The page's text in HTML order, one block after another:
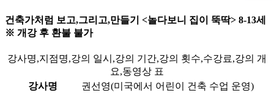
건축가처럼 보고,그리고,만들기 <놀다보니 집이 뚝딱> 8-13세
※ 개강 후 환불 불가
강사명,지점명,강의 일시,강의 기간,강의 횟수,수강료,강의 개
요,동영상 표
강사명
권선영(미국에서 어린이 건축 수업 운영)